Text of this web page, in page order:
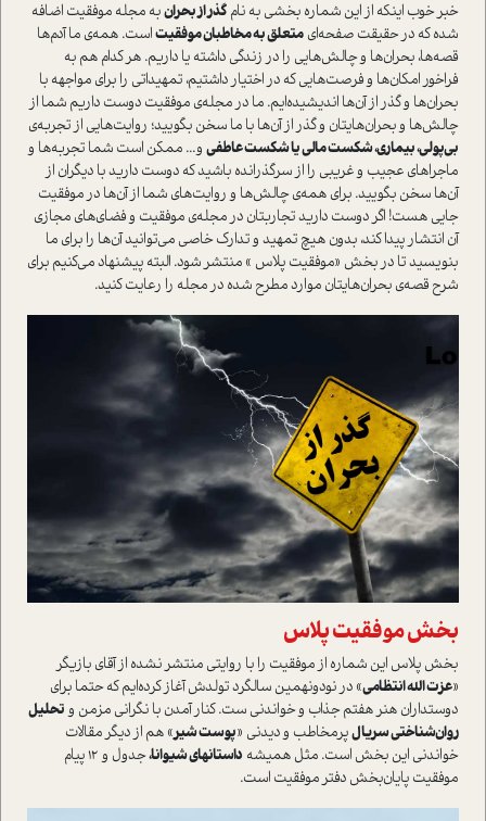
خبر خوب اینکه از این شماره بخشی به نام گذر از بحرانبه مجله موفقیت اضافه
شده که در حقیقت صفحه‌ای متعلق به مخاطبان موفقیتاست. همه‌ی ما آدم‌ها
قصه‌ها، بحران‌ها و چالش‌هایی را در زندگی داشته یا داریم. هر کدام هم به
فراخور امکان‌ها و فرصت‌هایی که در اختیار داشتیم، تمهیداتی را برای مواجهه با
بحران‌ها و گذر از آن‌ها اندیشید‌ه‌ایم. ما در مجله‌ی موفقیت دوست داریم شما از
چالش‌ها و بحرا‌ن‌هایتان و گذر از آن‌ها با ما سخن بگویید؛ روایت‌هایی از تجربه‌ی
بی‌پولی، بیماری، شکست مالی یا شکست عاطفی و... ممکن است شما تجربه‌ها و
ماجراهای عجیب و غریبی را از سرگذرانده باشید که دوست دارید با دیگران از
آ‌ن‌ها سخن بگویید. برای همه‌ی چالش‌ها و روایت‌های شما از آن‌ها در موفقیت
جایی هست! اگر دوست دارید تجاربتان در مجله‌ی موفقیت و فضای‌های مجازی
آن انتشار پیدا کند، بدون هیچ تمهید و تدارک خاصی می‌توانید آ‌ن‌ها را برای ما
بنویسید تا در بخش «موفقیت پلاس » منتشر شود. البته پیشنهاد می‌کنیم برای
شرح قصه‌ی بحران‌هایتان موارد مطرح شده در مجله را رعایت کنید.
بخش موفقیت پلاس
بخش پلاس این شماره از موفقیت را با روایتی منتشر نشده از آقای بازیگر
«عزت الله انتظامی‌» در نودو‌نهمین سالگرد تولدش آغاز کرده‌ایم که حتما برای
دوستداران هنر هفتم جذاب و خواندنی ست. کنار آمدن با نگرانی مزمن وتحلیل
روان‌شناختی سریالپرمخاطب و دیدنی «پوست شیر» هم از دیگر مقالات
خواندنی این بخش است. مثل همیشه داستانهای شیوانا،
جدول و 12 پیام
موفقیت پایان‌بخش دفتر موفقیت است.